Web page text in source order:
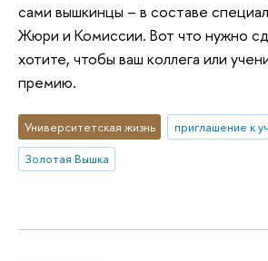
сами вышкинцы – в составе
Жюри и Комиссии. Вот что нужно
хотите, чтобы ваш коллега или
премию.
Университетская жизнь
приглашение к
Золотая Вышка